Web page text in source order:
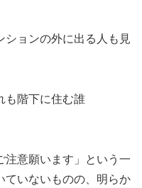
ョンの外に出る人も見
も階下に住む誰
意願います」という一
ていないものの、明らか